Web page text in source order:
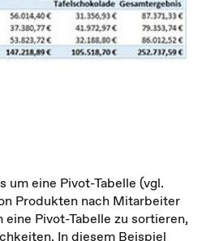
um eine Pivot-Tabelle (vgl.
Produkten nach Mitarbeiter
Pivot-Tabelle zu sortieren,
In diesem Beispiel